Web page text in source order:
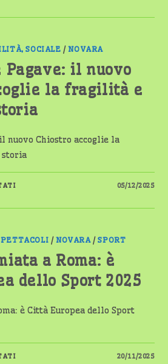
SOCIALE /NOVARA
Pagave: il nuovo
la fragilità e
nuovo Chiostro accoglie la
SU
DE
CHIOSTRO
LA
FRAGILITÀ
RILANCIA
LA
05/12/2025
/NOVARA/SPORT
a Roma: è
dello Sport 2025
è Città Europea dello Sport
SU 20/11/2025